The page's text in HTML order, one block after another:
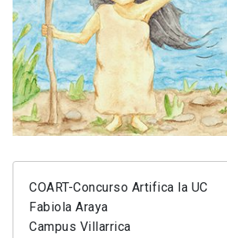
COART-Concurso Artifica la UC
Fabiola Araya
Campus Villarrica